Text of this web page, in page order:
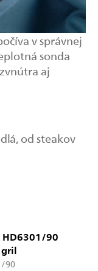
v správnej
sonda
aj
od steakov
HD6301/90
90